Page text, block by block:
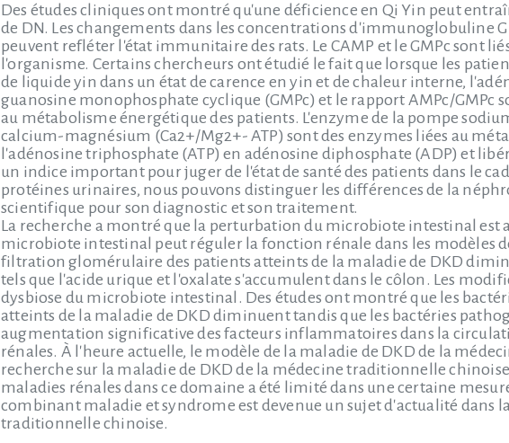
Des études cliniques ont montré qu'une déficience en Qi Yin peut
de DN. Les changements dans les concentrations d'immunoglobuline
peuvent refléter l'état immunitaire des rats. Le CAMP et le GMPc sont
l'organisme. Certains chercheurs ont étudié le fait que lorsque les
de liquide yin dans un état de carence en yin et de chaleur interne,
guanosine monophosphate cyclique (GMPc) et le rapport AMPc/GMPc
au métabolisme énergétique des patients. L'enzyme de la pompe
calcium-magnésium (Ca2+/Mg2+- ATP) sont des enzymes liées au
l'adénosine triphosphate (ATP) en adénosine diphosphate (ADP) et
un indice important pour juger de l'état de santé des patients dans le
protéines urinaires, nous pouvons distinguer les différences de la
scientifique pour son diagnostic et son traitement.
La recherche a montré que la perturbation du microbiote intestinal est
microbiote intestinal peut réguler la fonction rénale dans les modèles
filtration glomérulaire des patients atteints de la maladie de DKD
tels que l'acide urique et l'oxalate s'accumulent dans le côlon. Les
dysbiose du microbiote intestinal. Des études ont montré que les
atteints de la maladie de DKD diminuent tandis que les bactéries
augmentation significative des facteurs inflammatoires dans la
rénales. À l'heure actuelle, le modèle de la maladie de DKD de la
recherche sur la maladie de DKD de la médecine traditionnelle
maladies rénales dans ce domaine a été limité dans une certaine
combinant maladie et syndrome est devenue un sujet d'actualité dans
traditionnelle chinoise.